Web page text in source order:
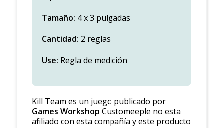
Tamaño: 4 x 3 pulgadas
Cantidad: 2 reglas
Use: Regla de medición
Kill Team es un juego publicado por
Games Workshop Customeeple no esta
afiliado con esta compañía y este producto